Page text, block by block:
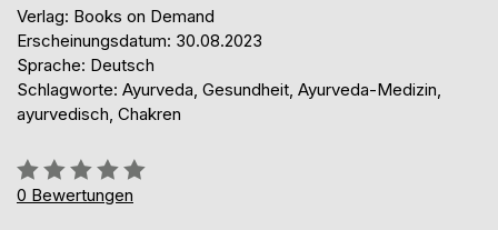
Verlag: Books on Demand
Erscheinungsdatum: 30.08.2023
Sprache: Deutsch
Schlagworte: Ayurveda, Gesundheit, Ayurveda-Medizin,
ayurvedisch, Chakren
Bewertung::
0%
0 Bewertungen